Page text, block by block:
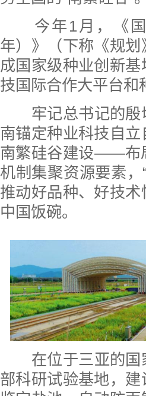
今年1月，《
年）》（下称《规
成国家级种业创新
技国际合作大平台和
牢记总书记的
南锚定种业科技自
南繁硅谷建设——布
机制集聚资源要素
推动好品种、好技
中国饭碗。
在位于三亚的
部科研试验基地，